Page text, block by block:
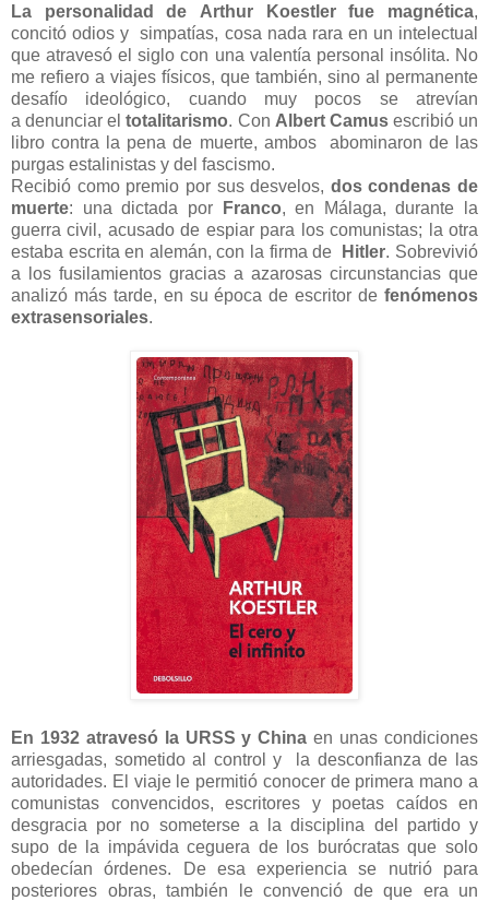
La personalidad de Arthur Koestler fue magnética,
concitó odios y simpatías, cosa nada rara en un intelectual
que atravesó el siglo con una valentía personal insólita. No
me refiero a viajes físicos, que también, sino al permanente
desafío ideológico, cuando muy pocos se atrevían
a denunciar eltotalitarismo. Con Albert Camusescribió un
libro contra la pena de muerte, ambos abominaron de las
purgas estalinistas y del fascismo.
Recibió como premio por sus desvelos, dos condenas de
muerte: una dictada por Franco, en Málaga, durante la
guerra civil, acusado de espiar para los comunistas; la otra
estaba escrita en alemán, con la firma de
Hitler. Sobrevivió
a los fusilamientos gracias a azarosas circunstancias que
analizó más tarde, en su época de escritor de fenómenos
extrasensoriales.
En 1932 atravesó la URSS y China en unas condiciones
arriesgadas, sometido al control y la desconfianza de las
autoridades. El viaje le permitió conocer de primera mano a
comunistas convencidos, escritores y poetas caídos en
desgracia por no someterse a la disciplina del partido y
supo de la impávida ceguera de los burócratas que solo
obedecían órdenes. De esa experiencia se nutrió para
posteriores obras, también le convenció de que era un